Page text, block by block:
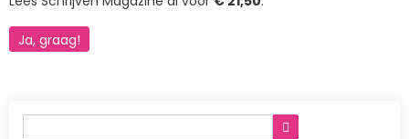
Ja, graag!